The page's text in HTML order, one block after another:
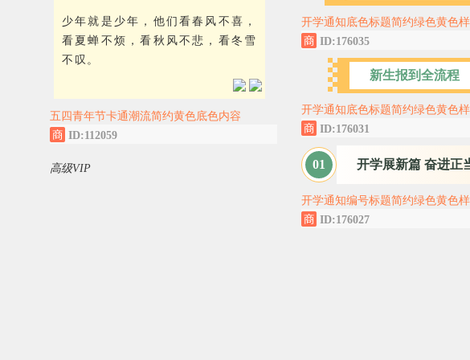
少年就是少年，他们看春风不喜，
看夏蝉不烦，看秋风不悲，看冬雪
不叹。
五四青年节卡通潮流简约黄色底色内容
ID:112059
高级VIP
开学通知底色标题简约绿色黄色
ID:176035
新生报到全流程
开学通知底色标题简约绿色黄色
ID:176031
01 开学展新篇 奋进正
开学通知编号标题简约绿色黄色
ID:176027